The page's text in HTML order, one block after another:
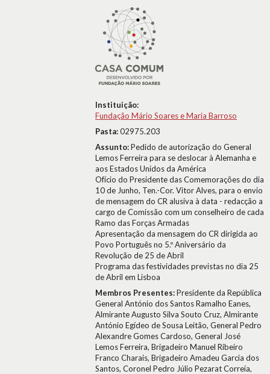
Instituição:
Fundação Mário Soares e Maria Barroso
Pasta:02975.203
Assunto:Pedido de autorização do General
Lemos Ferreira para se deslocar à Alemanha e
aos Estados Unidos da América
Ofício do Presidente das Comemorações do dia
10 de Junho, Ten.-Cor. Vitor Alves, para o envio
de mensagem do CR alusiva à data - redacção a
cargo de Comissão com um conselheiro de cada
Ramo das Forças Armadas
Apresentação da mensagem do CR dirigida ao
Povo Português no 5.º Aniversário da
Revolução de 25 de Abril
Programa das festividades previstas no dia 25
de Abril em Lisboa
Membros Presentes:Presidente da República
General António dos Santos Ramalho Eanes,
Almirante Augusto Silva Souto Cruz, Almirante
António Egídeo de Sousa Leitão, General Pedro
Alexandre Gomes Cardoso, General José
Lemos Ferreira, Brigadeiro Manuel Ribeiro
Franco Charais, Brigadeiro Amadeu Garcia dos
Santos, Coronel Pedro Júlio Pezarat Correia,